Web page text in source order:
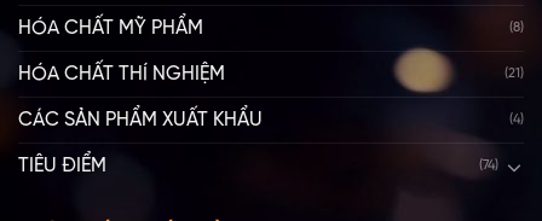
HÓA CHẤT MỸ PHẨM (8)
HÓA CHẤT THÍ NGHIỆM (21)
CÁC SẢN PHẨM XUẤT KHẨU (4)
TIÊU ĐIỂM (74)